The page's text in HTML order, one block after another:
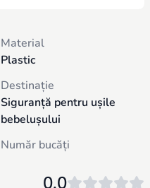
Material
Plastic
Destinație
Siguranță pentru ușile
bebelușului
Număr bucăți
0.0